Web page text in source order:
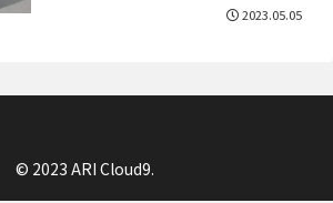
2023.05.05
© 2023 ARI Cloud9.